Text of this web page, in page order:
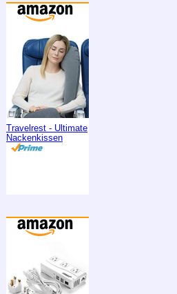
Travelrest - Ultimate
Nackenkissen